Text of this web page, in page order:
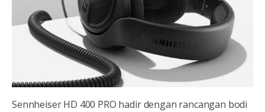
Sennheiser HD 400 PRO hadir dengan rancangan bodi